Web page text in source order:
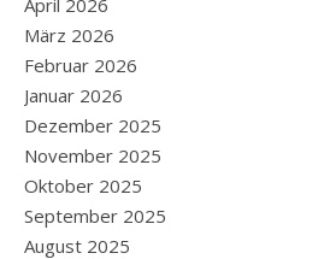
März 2026
Februar 2026
Januar 2026
Dezember 2025
November 2025
Oktober 2025
September 2025
August 2025